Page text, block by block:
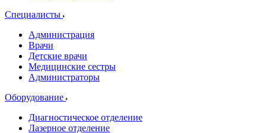
Специалисты
Администрация
Врачи
Детские врачи
Медицинские сестры
Администраторы
Оборудование
Диагностическое отделение
Лазерное отделение